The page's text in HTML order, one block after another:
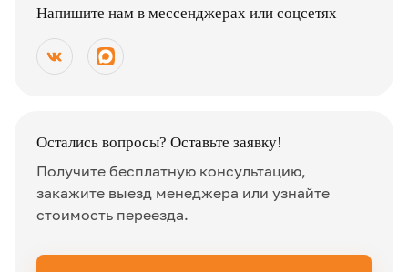
Напишите нам в мессенджерах или соцсетях
Остались вопросы? Оставьте заявку!
Получите бесплатную консультацию,
закажите выезд менеджера или узнайте
стоимость переезда.